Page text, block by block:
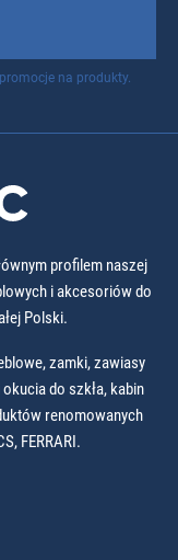
na produkty.
profilem naszej
i akcesoriów do
Polski.
zamki, zawiasy
do szkła, kabin
renomowanych
FERRARI.